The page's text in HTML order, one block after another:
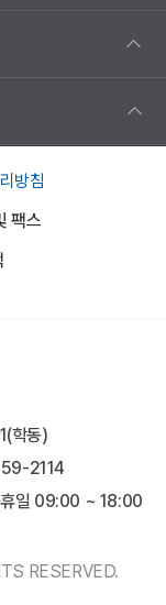
방침
팩스
학동)
2114
휴일 09:00 ~ 18:00
RESERVED.